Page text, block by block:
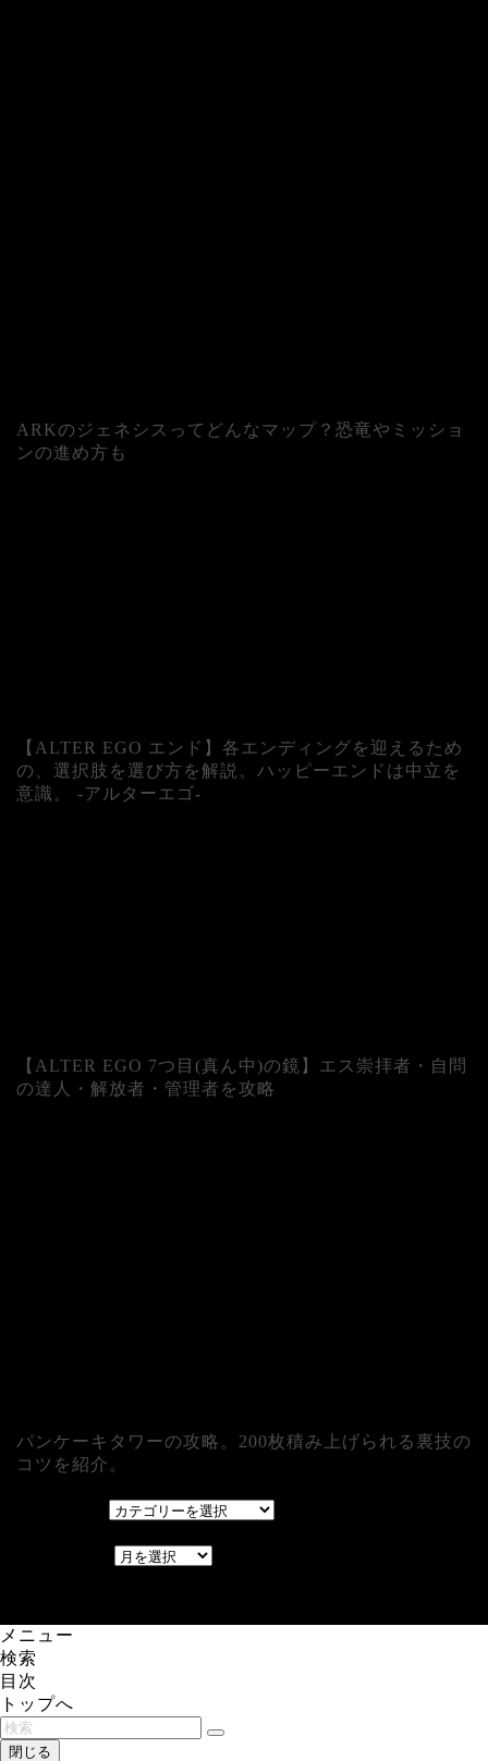
ARKのジェネシスってどんなマップ？恐竜やミッショ
ンの進め方も
【ALTER EGO エンド】各エンディングを迎えるため
の、選択肢を選び方を解説。ハッピーエンドは中立を
意識。 -アルターエゴ-
【ALTER EGO 7つ目(真ん中)の鏡】エス崇拝者・自問
の達人・解放者・管理者を攻略
パンケーキタワーの攻略。200枚積み上げられる裏技の
コツを紹介。
メニュー
検索
目次
トップへ
閉じる